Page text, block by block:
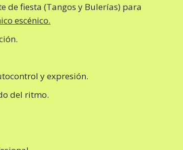
de fiesta (Tangos y Bulerías) para
escénico.
y expresión.
del ritmo.